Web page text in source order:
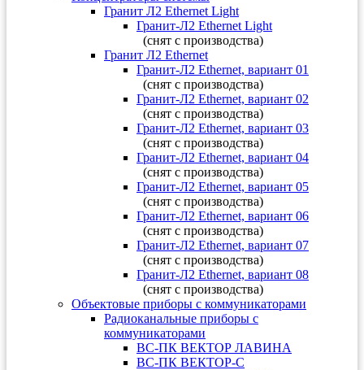
Гранит Л2 Ethernet Light
Гранит-Л2 Ethernet Light
(снят с производства)
Гранит Л2 Ethernet
Гранит-Л2 Ethernet, вариант 01
(снят с производства)
Гранит-Л2 Ethernet, вариант 02
(снят с производства)
Гранит-Л2 Ethernet, вариант 03
(снят с производства)
Гранит-Л2 Ethernet, вариант 04
(снят с производства)
Гранит-Л2 Ethernet, вариант 05
(снят с производства)
Гранит-Л2 Ethernet, вариант 06
(снят с производства)
Гранит-Л2 Ethernet, вариант 07
(снят с производства)
Гранит-Л2 Ethernet, вариант 08
(снят с производства)
Объектовые приборы с коммуникаторами
Радиоканальные приборы с
коммуникаторами
ВС-ПК ВЕКТОР ЛАВИНА
ВС-ПК ВЕКТОР-С